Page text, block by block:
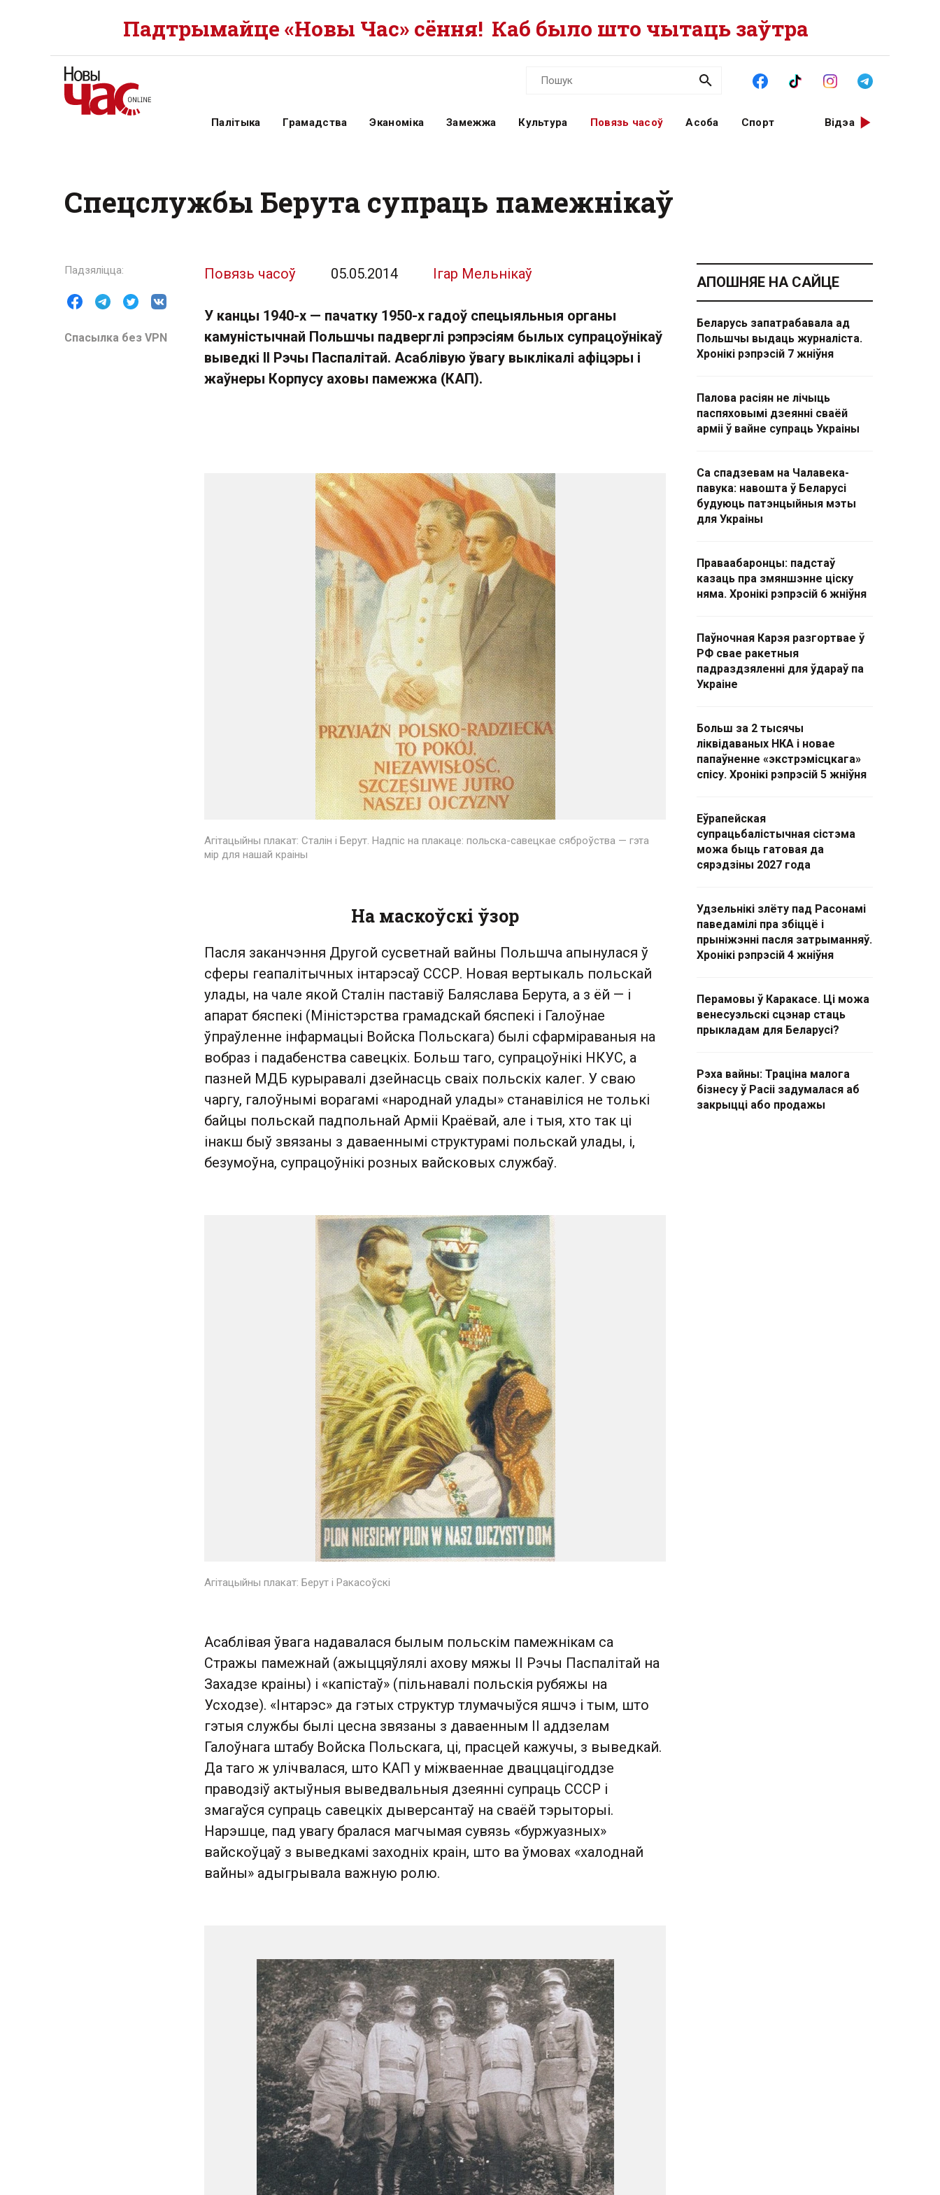
Падтрымайце «Новы Час» сёння! Каб было што чытаць заўтра
Палітыка Грамадства Эканоміка Замежжа Культура Повязь часоў Асоба Спорт Відэа
Спецслужбы Берута супраць памежнікаў
Спасылка без VPN
Повязь часоў 05.05.2014 Ігар Мельнікаў
У канцы 1940-х — пачатку 1950-х гадоў спецыяльныя органы
камуністычнай Польшчы падверглі рэпрэсіям былых супрацоўнікаў
выведкі ІІ Рэчы Паспалітай. Асаблівую ўвагу выклікалі афіцэры і
жаўнеры Корпусу аховы памежжа (КАП).
Агітацыйны плакат: Сталін і Берут. Надпіс на плакаце: польска-савецкае сяброўства — гэта
мір для нашай краіны
На маскоўскі ўзор
Пасля заканчэння Другой сусветнай вайны Польшча апынулася ў
сферы геапалітычных інтарэсаў СССР. Новая вертыкаль польскай
улады, на чале якой Сталін паставіў Баляслава Берута, а з ёй — і
апарат бяспекі (Міністэрства грамадскай бяспекі і Галоўнае
ўпраўленне інфармацыі Войска Польскага) былі сфарміраваныя на
вобраз і падабенства савецкіх. Больш таго, супрацоўнікі НКУС, а
пазней МДБ курыравалі дзейнасць сваіх польскіх калег. У сваю
чаргу, галоўнымі ворагамі «народнай улады» станавіліся не толькі
байцы польскай падпольнай Арміі Краёвай, але і тыя, хто так ці
інакш быў звязаны з даваеннымі структурамі польскай улады, і,
безумоўна, супрацоўнікі розных вайсковых службаў.
Агітацыйны плакат: Берут і Ракасоўскі
Асаблівая ўвага надавалася былым польскім памежнікам са
Стражы памежнай (ажыццяўлялі ахову мяжы ІІ Рэчы Паспалітай на
Захадзе краіны) і «капістаў» (пільнавалі польскія рубяжы на
Усходзе). «Інтарэс» да гэтых структур тлумачыўся яшчэ і тым, што
гэтыя службы былі цесна звязаны з даваенным ІІ аддзелам
Галоўнага штабу Войска Польскага, ці, прасцей кажучы, з выведкай.
Да таго ж улічвалася, што КАП у міжваеннае дваццацігоддзе
праводзіў актыўныя выведвальныя дзеянні супраць СССР і
змагаўся супраць савецкіх дыверсантаў на сваёй тэрыторыі.
Нарэшце, пад увагу бралася магчымая сувязь «буржуазных»
вайскоўцаў з выведкамі заходніх краін, што ва ўмовах «халоднай
вайны» адыгрывала важную ролю.
АПОШНЯЕ НА САЙЦЕ
Беларусь запатрабавала ад
Польшчы выдаць журналіста.
Хронікі рэпрэсій 7 жніўня
Палова расіян не лічыць
паспяховымі дзеянні сваёй
арміі ў вайне супраць Украіны
Са спадзевам на Чалавека-
павука: навошта ў Беларусі
будуюць патэнцыйныя мэты
для Украіны
Праваабаронцы: падстаў
казаць пра змяншэнне ціску
няма. Хронікі рэпрэсій 6 жніўня
Паўночная Карэя разгортвае ў
РФ свае ракетныя
падраздзяленні для ўдараў па
Украіне
Больш за 2 тысячы
ліквідаваных НКА і новае
папаўненне «экстрэмісцкага»
спісу. Хронікі рэпрэсій 5 жніўня
Еўрапейская
супрацьбалістычная сістэма
можа быць гатовая да
сярэдзіны 2027 года
Удзельнікі злёту пад Расонамі
паведамілі пра збіццё і
прыніжэнні пасля затрыманняў.
Хронікі рэпрэсій 4 жніўня
Перамовы ў Каракасе. Ці можа
венесуэльскі сцэнар стаць
прыкладам для Беларусі?
Рэха вайны: Траціна малога
бізнесу ў Расіі задумалася аб
закрыцці або продажы